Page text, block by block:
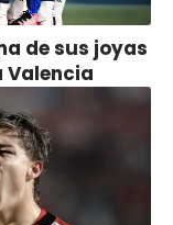
de sus joyas